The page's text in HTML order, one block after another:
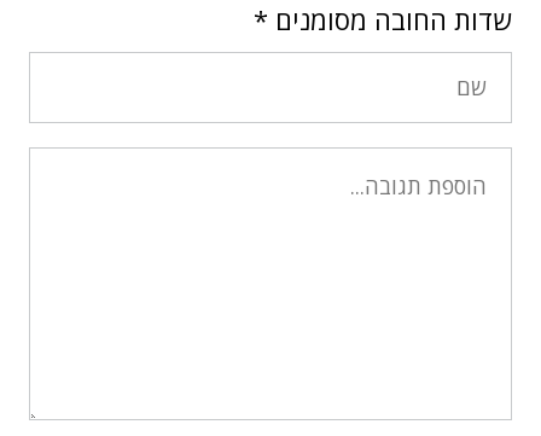
שדות החובה מסומנים *